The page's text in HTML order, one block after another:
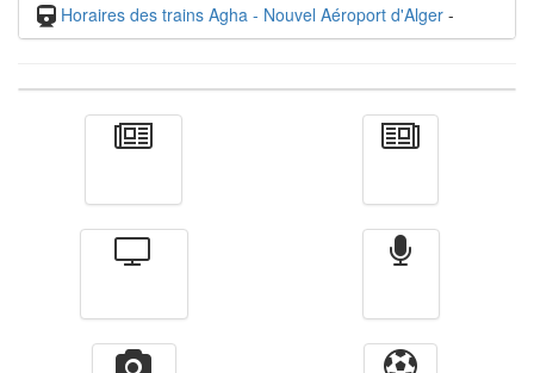
Horaires des trains Agha - Nouvel Aéroport d'Alger -